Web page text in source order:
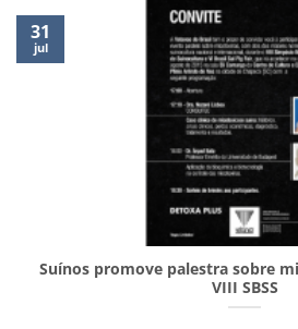
Suínos promove palestra sobre
VIII SBSS
31
jul